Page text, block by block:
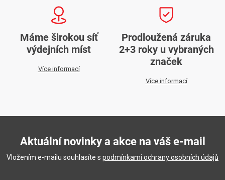
Máme širokou síť
výdejních míst
Více informací
Prodloužená záruka
2+3 roky u vybraných
značek
Více informací
Aktuální novinky a akce na váš e-mail
Vložením e-mailu souhlasíte s podmínkami ochrany osobních údajů